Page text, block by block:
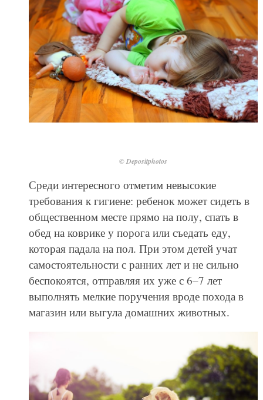
© Depositphotos
Среди интересного отметим невысокие
требования к гигиене: ребенок может сидеть в
общественном месте прямо на полу, спать в
обед на коврике у порога или съедать еду,
которая падала на пол. При этом детей учат
самостоятельности с ранних лет и не сильно
беспокоятся, отправляя их уже с 6–7 лет
выполнять мелкие поручения вроде похода в
магазин или выгула домашних животных.